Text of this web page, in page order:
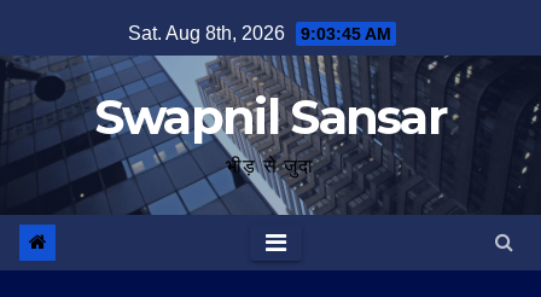
to
content
Sat. Aug 8th, 2026 9:03:46 AM
Swapnil Sansar
भीड़ से जुदा